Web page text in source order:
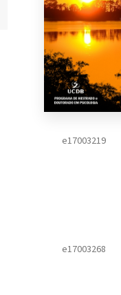
e17003219
e17003268